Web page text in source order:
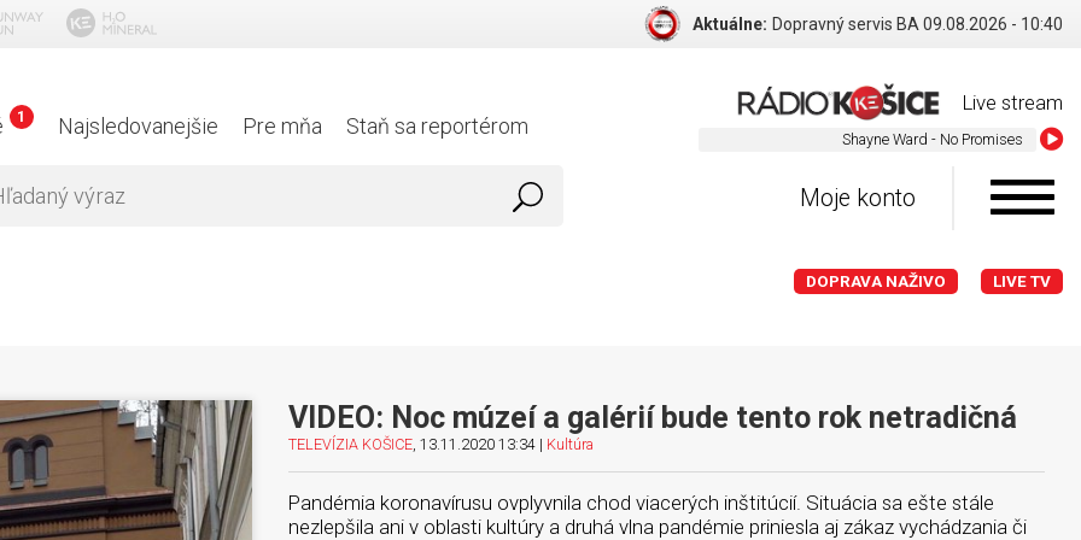
Aktuálne: Dopravný servis BA 09.08.2026 - 10:40
Live stream
Shayne Ward - No Promises
1 Najsledovanejšie Pre mňa Staň sa reportérom
Moje konto
DOPRAVA NAŽIVO LIVE TV
VIDEO: Noc múzeí a galérií bude tento rok netradičná
TELEVÍZIA KOŠICE, 13.11.2020 13:34 | Kultúra
Pandémia koronavírusu ovplyvnila chod viacerých inštitúcií. Situácia sa ešte stále
nezlepšila ani v oblasti kultúry a druhá vlna pandémie priniesla aj zákaz vychádzania či